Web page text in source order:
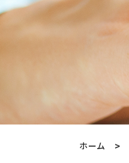
ホーム